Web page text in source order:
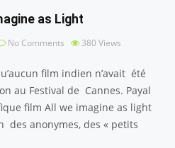
as Light
No Comments 380 Views
film indien n’avait été
au Festival de Cannes. Payal
film All we imagine as light
des anonymes, des « petits